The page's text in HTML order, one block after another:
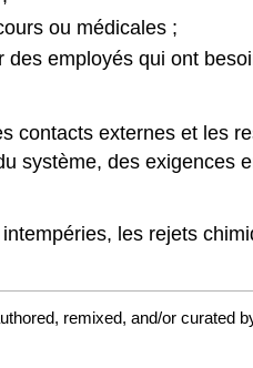
ou médicales ;
employés qui ont
externes et les
système, des exigences
les rejets
remixed, and/or curated